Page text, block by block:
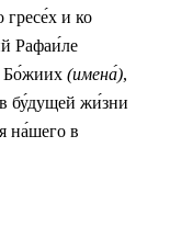
и ко
Рафаи́ле
Бо́жиих (имена́),
бу́дущей жи́зни
на́шего в